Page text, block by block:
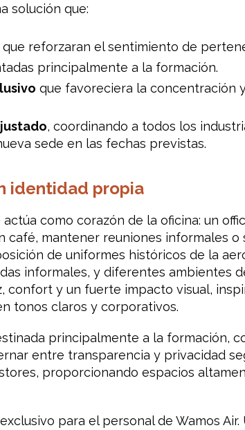
solución que:
que reforzaran el sentimiento de
principalmente a la formación.
que favoreciera la concentración
, coordinando a todos los
sede en las fechas previstas.
identidad propia
como corazón de la oficina: un
café, mantener reuniones informales
de uniformes históricos de la
informales, y diferentes ambientes
confort y un fuerte impacto visual,
tonos claros y corporativos.
principalmente a la formación,
entre transparencia y privacidad
proporcionando espacios
para el personal de Wamos